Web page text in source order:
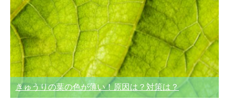
きゅうりの葉の色が薄い！原因は？対策は？